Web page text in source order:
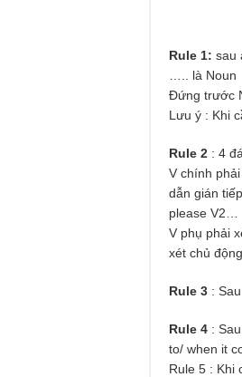
Rule 1: sau
….. là Noun
Đứng trước
Lưu ý : Khi
Rule 2 : 4
V chính
dẫn gián
please V2…
V phụ phải
xét chủ
Rule 3 :
Rule 4 :
to/ when it
Rule 5 : Khi